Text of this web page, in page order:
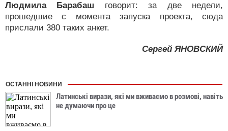
Людмила Барабаш говорит: за две недели,
прошедшие с момента запуска проекта, сюда
прислали 380 таких анкет.
Сергей ЯНОВСКИЙ
ОСТАННІ НОВИНИ
Латинські вирази, які ми вживаємо в розмові, навіть
не думаючи про це